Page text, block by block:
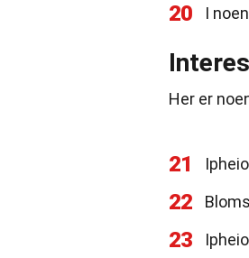
20 I
Her er
21
22
23